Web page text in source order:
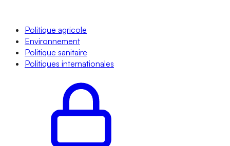
Politique agricole
Environnement
Politique sanitaire
Politiques internationales